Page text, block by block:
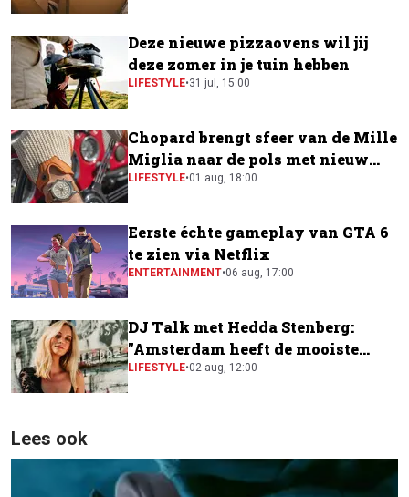
Deze nieuwe pizzaovens wil jij
deze zomer in je tuin hebben
LIFESTYLE•31 jul, 15:00
Chopard brengt sfeer van de Mille
Miglia naar de pols met nieuw
horloge
LIFESTYLE•01 aug, 18:00
Eerste échte gameplay van GTA 6
te zien via Netflix
ENTERTAINMENT•06 aug, 17:00
DJ Talk met Hedda Stenberg:
"Amsterdam heeft de mooiste
festivalscene van Europa"
LIFESTYLE•02 aug, 12:00
Lees ook